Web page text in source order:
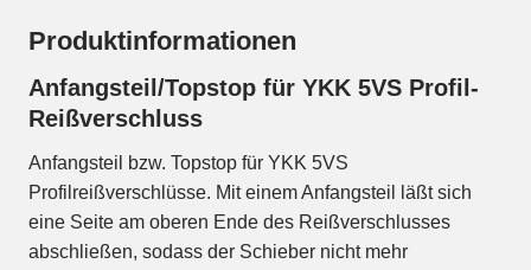
Produktinformationen
Anfangsteil/Topstop für YKK 5VS Profil-
Reißverschluss
Anfangsteil bzw. Topstop für YKK 5VS
Profilreißverschlüsse. Mit einem Anfangsteil läßt sich
eine Seite am oberen Ende des Reißverschlusses
abschließen, sodass der Schieber nicht mehr